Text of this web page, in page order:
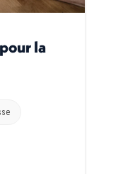
la